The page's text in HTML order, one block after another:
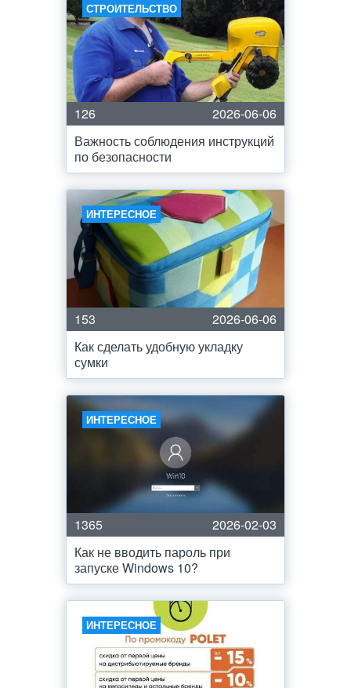
СТРОИТЕЛЬСТВО
126
2026-06-06
Важность соблюдения инструкций
по безопасности
ИНТЕРЕСНОЕ
153
2026-06-06
Как сделать удобную укладку
сумки
ИНТЕРЕСНОЕ
1365
2026-02-03
Как не вводить пароль при
запуске Windows 10?
ИНТЕРЕСНОЕ